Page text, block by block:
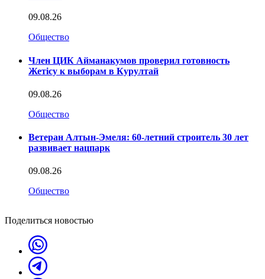
09.08.26
Общество
Член ЦИК Айманакумов проверил готовность
Жетісу к выборам в Курултай
09.08.26
Общество
Ветеран Алтын-Эмеля: 60-летний строитель 30 лет
развивает нацпарк
09.08.26
Общество
Поделиться новостью